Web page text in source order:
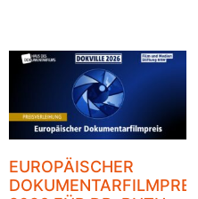
EUROPÄISCHER
DOKUMENTARFILMPREIS